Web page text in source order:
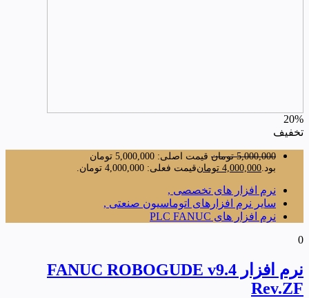
20%
تخفیف
5,000,000 تومان
قیمت اصلی: 5,000,000 تومان
بود. 4,000,000 تومانقیمت فعلی: 4,000,000 تومان.
نرم افزار های تخصصی ,
سایر نرم افزارهای اتوماسیون صنعتی ,
نرم افزار های PLC FANUC
0
نرم افزار FANUC ROBOGUDE v9.4
Rev.ZF